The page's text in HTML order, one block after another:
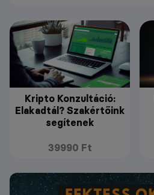
Kripto Konzultáció:
Elakadtál? Szakértőink
segítenek
39990 Ft